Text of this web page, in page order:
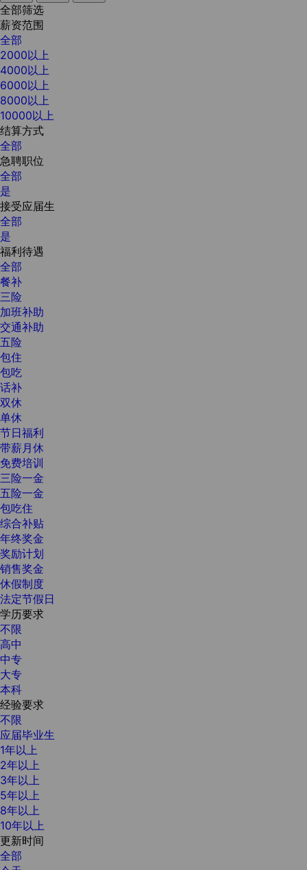
全部筛选
薪资范围
全部
2000以上
4000以上
6000以上
8000以上
10000以上
结算方式
全部
急聘职位
全部
是
接受应届生
全部
是
福利待遇
全部
餐补
三险
加班补助
交通补助
五险
包住
包吃
话补
双休
单休
节日福利
带薪月休
免费培训
三险一金
五险一金
包吃住
综合补贴
年终奖金
奖励计划
销售奖金
休假制度
法定节假日
学历要求
不限
高中
中专
大专
本科
经验要求
不限
应届毕业生
1年以上
2年以上
3年以上
5年以上
8年以上
10年以上
更新时间
全部